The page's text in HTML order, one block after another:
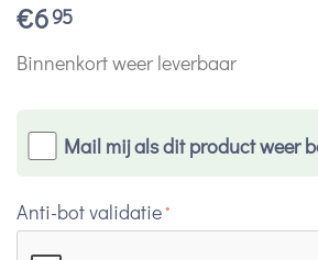
€695
Binnenkort weer leverbaar
Mail mij als dit product weer
Anti-bot validatie